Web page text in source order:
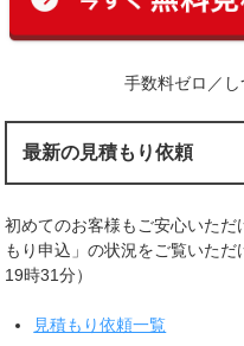
手数料ゼロ／
最新の見積もり依頼
初めてのお客様もご安心いた
もり申込」の状況をご覧いた
19時31分）
見積もり依頼一覧